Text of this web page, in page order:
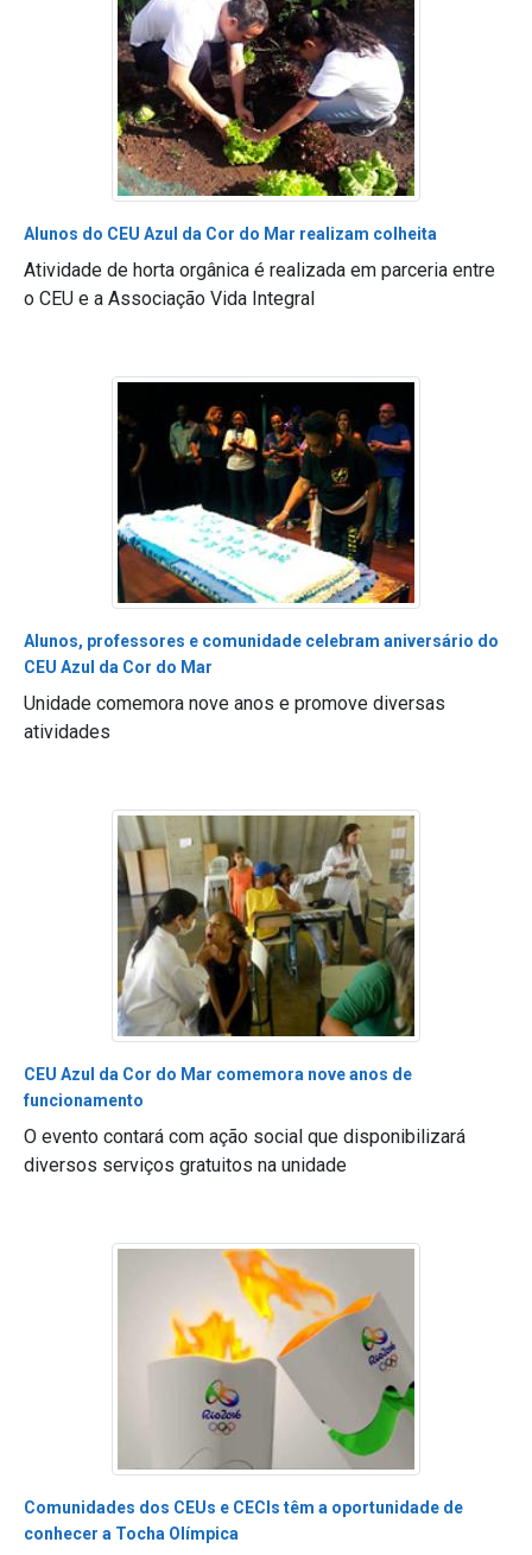
Alunos do CEU Azul da Cor do Mar realizam colheita
Atividade de horta orgânica é realizada em parceria entre
o CEU e a Associação Vida Integral
Alunos, professores e comunidade celebram aniversário do
CEU Azul da Cor do Mar
Unidade comemora nove anos e promove diversas
atividades
CEU Azul da Cor do Mar comemora nove anos de
funcionamento
O evento contará com ação social que disponibilizará
diversos serviços gratuitos na unidade
Comunidades dos CEUs e CECIs têm a oportunidade de
conhecer a Tocha Olímpica